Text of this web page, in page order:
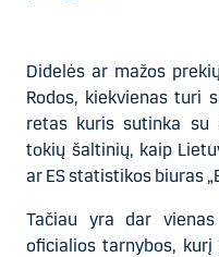
Didelės ar mažos
Rodos, kiekvienas turi
retas kuris sutinka su
tokių šaltinių, kaip
ar ES statistikos biuras
Tačiau yra dar
oficialios tarnybos,